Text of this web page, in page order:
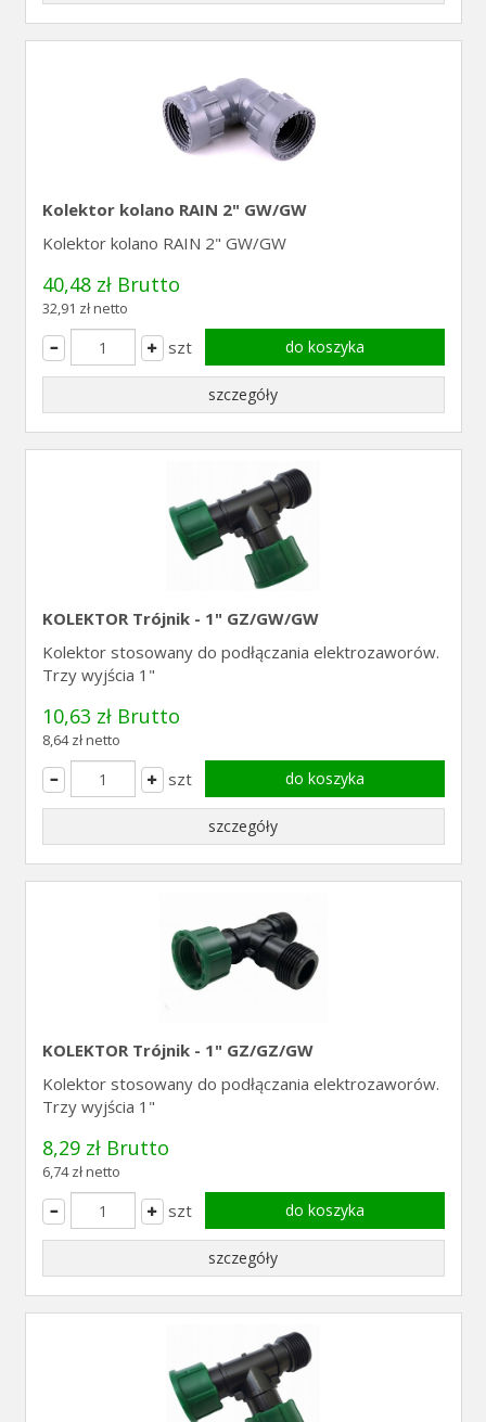
Kolektor kolano RAIN 2" GW/GW
Kolektor kolano RAIN 2" GW/GW
40,48 zł Brutto
32,91 zł netto
szt do koszyka
szczegóły
KOLEKTOR Trójnik - 1" GZ/GW/GW
Kolektor stosowany do podłączania elektrozaworów.
Trzy wyjścia 1"
10,63 zł Brutto
8,64 zł netto
szt do koszyka
szczegóły
KOLEKTOR Trójnik - 1" GZ/GZ/GW
Kolektor stosowany do podłączania elektrozaworów.
Trzy wyjścia 1"
8,29 zł Brutto
6,74 zł netto
szt do koszyka
szczegóły